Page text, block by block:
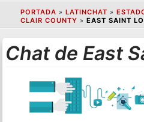
PORTADA » LATINCHAT »
CLAIR COUNTY » EAST SAINT
Chat de East